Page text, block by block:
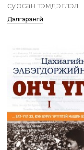
сурсан тэмдэглэл
Дэлгэрэнгүй